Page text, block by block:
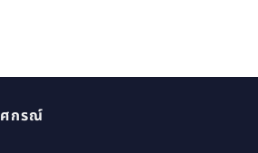
ศกรณ์